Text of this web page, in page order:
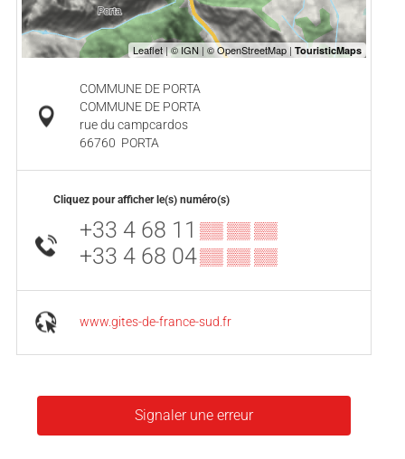
COMMUNE DE PORTA
COMMUNE DE PORTA
rue du campcardos
66760 PORTA
Cliquez pour afficher le(s) numéro(s)
+33 4 68 11 ▒▒ ▒▒ ▒▒
+33 4 68 04▒▒ ▒▒ ▒▒
www.gites-de-france-sud.fr
Signaler une erreur